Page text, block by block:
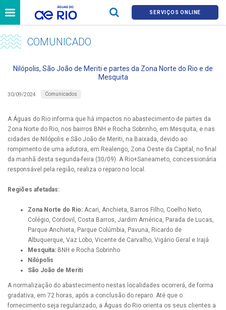
SERVIÇOS ONLINE
COMUNICADO
Nilópolis, São João de Meriti e partes da Zona Norte do Rio e de
Mesquita
30/09/2024 Comunicados
A Águas do Rio informa que há impactos no abastecimento de partes da
Zona Norte do Rio, nos bairros BNH e Rocha Sobrinho, em Mesquita, e nas
cidades de Nilópolis e São João de Meriti, na Baixada, devido ao
rompimento de uma adutora, em Realengo, Zona Oeste da Capital, no final
da manhã desta segunda-feira (30/09). A Rio+Saneameto, concessionária
responsável pela região, realiza o reparo no local.
Regiões afetadas:
Zona Norte do Rio: Acari, Anchieta, Barros Filho, Coelho Neto,
Colégio, Cordovil, Costa Barros, Jardim América, Parada de Lucas,
Parque Anchieta, Parque Colúmbia, Pavuna, Ricardo de
Albuquerque, Vaz Lobo, Vicente de Carvalho, Vigário Geral e Irajá
Mesquita: BNH e Rocha Sobrinho
Nilópolis
São João de Meriti
A normalização do abastecimento nestas localidades ocorrerá, de forma
gradativa, em 72 horas, após a conclusão do reparo. Até que o
fornecimento seja regularizado, a Águas do Rio orienta os seus clientes a